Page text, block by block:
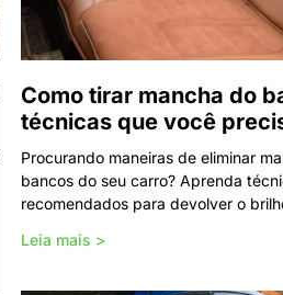
Como tirar mancha do
técnicas que você
Procurando maneiras de eliminar
bancos do seu carro? Aprenda
recomendados para devolver o
Leia mais >